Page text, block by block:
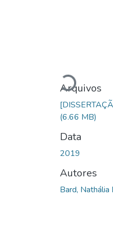
Carregando...
Arquivos
(6.66 MB)
Data
2019
Autores
Bard, Nathália